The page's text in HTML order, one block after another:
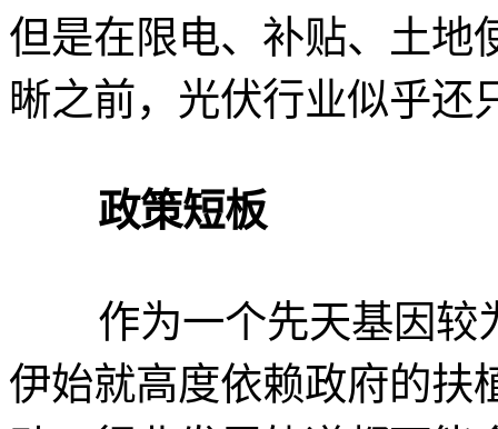
但是在限电、补贴、土地
晰之前，光伏行业似乎还
政策短板
作为一个先天基因较
伊始就高度依赖政府的扶